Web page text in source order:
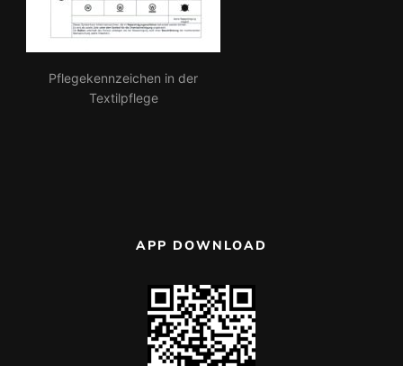
Pflegekennzeichen in der
Textilpflege
APP DOWNLOAD